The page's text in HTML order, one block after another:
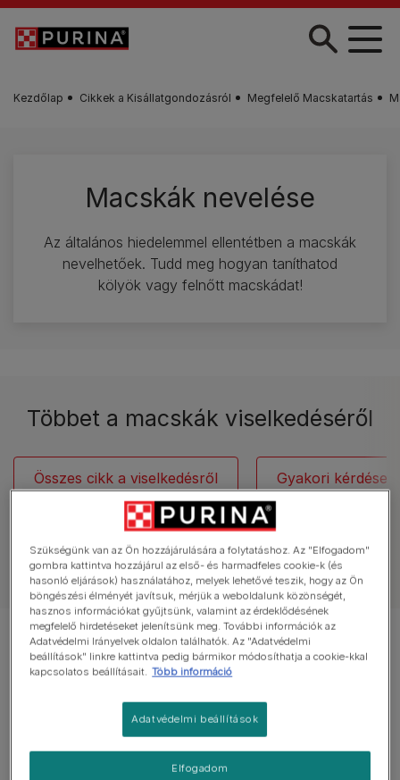
Skip to main content
Kezdőlap Cikkek a Kisállatgondozásról Megfelelő Macskatartás
Macskák nevelése
Az általános hiedelemmel ellentétben a macskák
nevelhetőek. Tudd meg hogyan taníthatod
kölyök vagy felnőtt macskádat!
Többet a macskák viselkedéséről
Összes cikk a viselkedésről Gyakori kérdések
Minden macskás cikk
8 cikk a 8 -ból
Népszerű cikkek
Szükségünk van az Ön hozzájárulására a folytatáshoz. Az "Elfogadom"
gombra kattintva hozzájárul az első- és harmadfeles cookie-k (és
hasonló eljárások) használatához, melyek lehetővé teszik, hogy az Ön
böngészési élményét javítsuk, mérjük a weboldalunk közönségét,
hasznos információkat gyűjtsünk, valamint az érdeklődésének
megfelelő hirdetéseket jelenítsünk meg. További információk az
Adatvédelmi Irányelvek oldalon találhatók. Az "Adatvédelmi
beállítások" linkre kattintva pedig bármikor módosíthatja a cookie-kkal
kapcsolatos beállításait. Több információ
Adatvédelmi beállítások
Elfogadom